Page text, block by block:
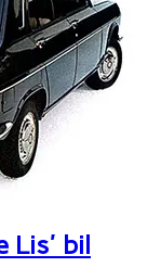
Lis' bil